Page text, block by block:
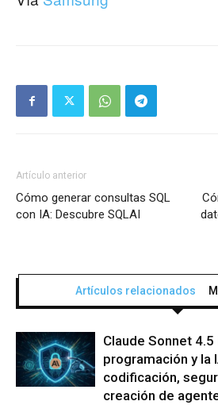
Artículo anterior
Cómo generar consultas SQL
con IA: Descubre SQLAI
Artículos relacionados
Claude Sonnet
programación y la
codificación,
creación de